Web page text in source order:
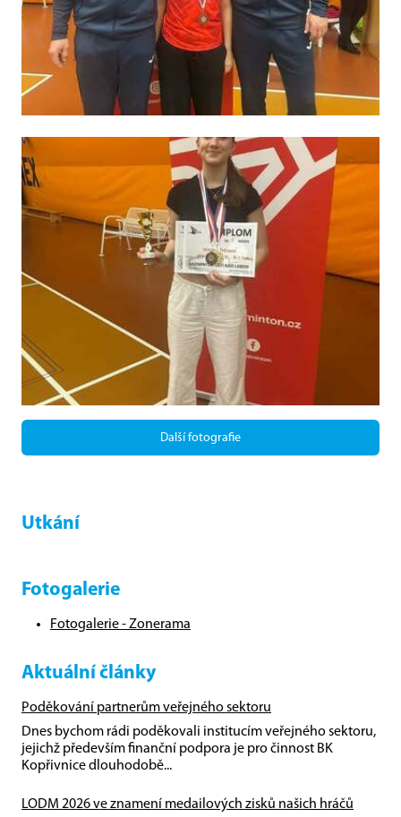
Další fotografie
Utkání
Fotogalerie
Fotogalerie - Zonerama
Aktuální články
Poděkování partnerům veřejného sektoru
Dnes bychom rádi poděkovali institucím veřejného sektoru,
jejichž především finanční podpora je pro činnost BK
Kopřivnice dlouhodobě...
LODM 2026 ve znamení medailových zisků našich hráčů